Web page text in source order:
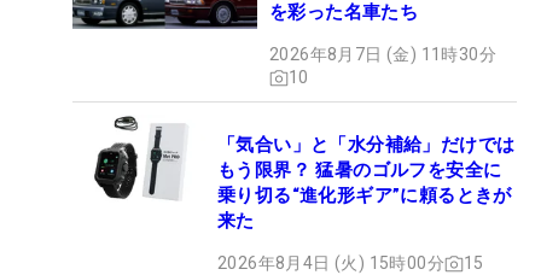
を彩った名車たち
2026年8月7日 (金) 11時30分
10
「気合い」と「水分補給」だけでは
もう限界？ 猛暑のゴルフを安全に
乗り切る“進化形ギア”に頼るときが
来た
2026年8月4日 (火) 15時00分 15